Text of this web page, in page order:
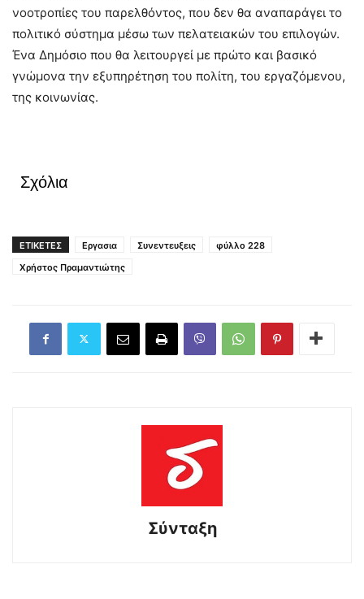
νοοτροπίες του παρελθόντος, που δεν θα αναπαράγει το
πολιτικό σύστημα μέσω των πελατειακών του επιλογών.
Ένα Δημόσιο που θα λειτουργεί με πρώτο και βασικό
γνώμονα την εξυπηρέτηση του πολίτη, του εργαζόμενου,
της κοινωνίας.
Σχόλια
ΕΤΙΚΕΤΕΣ Εργασια Συνεντευξεις
φύλλο 228
Χρήστος Πραμαντιώτης
Σύνταξη